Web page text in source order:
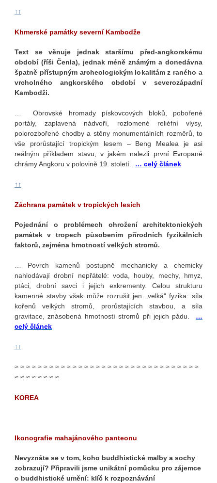
↑↑
Khmerské památky severní Kambodže
Text se věnuje jednak staršímu před-angkorskému
období (říši Čenla), jednak méně známým a donedávna
špatně přístupným archeologickým lokalitám z raného a
vrcholného angkorského období v severozápadní
Kambodži.
… Obrovské hromady pískovcových bloků, pobořené
portály, zaplavená nádvoří, rozlomené reliéfní vlysy,
polorozbořené chodby a stěny monumentálních rozměrů, to
vše prorůstající tropickým lesem – Beng Mealea je asi
reálným příkladem stavu, v jakém nalezli první Evropané
chrámy Angkoru v polovině 19. století.
… celý článek
↑↑
Záchrana památek v tropických lesích
Pojednání o problémech ohrožení architektonických
památek v tropech působením přírodních fyzikálních
faktorů, zejména hmotností velkých stromů.
… Povrch kamenů postupně mechanicky a chemicky
nahlodávají drobní nepřátelé: voda, houby, mechy, hmyz,
ptáci, drobní savci i jejich exkrementy. Celou strukturu
kamenné stavby však může rozrušit jen „velká“ fyzika: síla
kořenů velkých stromů, prorůstajících stavbou, a síla
gravitace, znásobená hmotností stromů při jejich pádu.
…
celý článek
↑↑
≈ ≈ ≈ ≈ ≈ ≈ ≈ ≈ ≈ ≈ ≈ ≈ ≈ ≈ ≈ ≈ ≈ ≈ ≈ ≈ ≈ ≈ ≈ ≈ ≈ ≈ ≈ ≈ ≈ ≈ ≈ ≈
≈ ≈ ≈ ≈ ≈ ≈ ≈ ≈
KOREA
Ikonografie mahajánového panteonu
Nevyznáte se v tom, koho buddhistické malby a sochy
zobrazují? Připravili jsme unikátní pomůcku pro zájemce
o buddhistické umění: klíč k rozpoznávání